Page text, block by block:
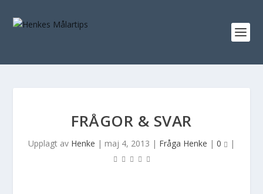
FRÅGOR & SVAR
Upplagt av Henke | maj 4, 2013 | Fråga Henke | 0 |